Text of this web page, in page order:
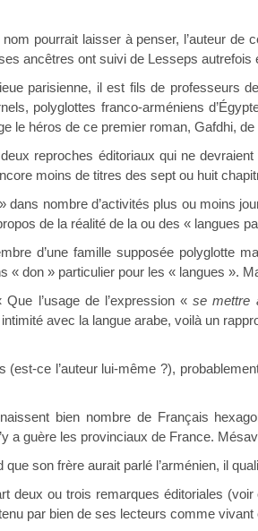
pourrait laisser à penser, l’auteur
ancêtres ont suivi de Lesseps
parisienne, il est fils de professeurs
polyglottes franco-arméniens
le héros de ce premier roman, Gafdhi, de
reproches éditoriaux qui ne
moins de titres des sept ou huit
dans nombre d’activités plus ou moins
de la réalité de la ou des « langues
d’une famille supposée polyglotte
« don » particulier pour les « langues ».
l’usage de l’expression «se mettre
avec la langue arabe, voilà un
ce l’auteur lui-même ?),
bien nombre de Français
a guère les provinciaux de France.
son frère aurait parlé l’arménien, il
deux ou trois remarques éditoriales
par bien de ses lecteurs comme vivant